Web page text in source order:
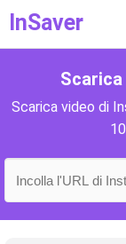
InSaver
Scarica video di